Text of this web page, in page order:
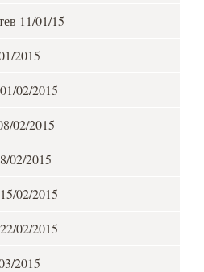
11/01/15
2015
02/2015
02/2015
02/2015
02/2015
02/2015
2015